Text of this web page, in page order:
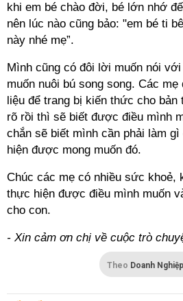
khi em bé chào đời, bé lớn nhớ
nên lúc nào cũng bảo: "em bé ti
này nhé mẹ”.
Mình cũng có đôi lời muốn nói
muốn nuôi bú song song. Các
liệu để trang bị kiến thức cho bản
rõ rồi thì sẽ biết được điều mình
chắn sẽ biết mình cần phải làm
hiện được mong muốn đó.
Chúc các mẹ có nhiều sức khoẻ,
thực hiện được điều mình muốn
cho con.
- Xin cảm ơn chị về cuộc trò
Theo Doanh